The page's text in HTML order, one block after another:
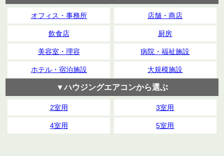
オフィス・事務所 店舗・商店
飲食店 厨房
美容室・理容 病院・福祉施設
ホテル・宿泊施設 大規模施設
▼ハウジングエアコンから選ぶ
2室用 3室用
4室用 5室用